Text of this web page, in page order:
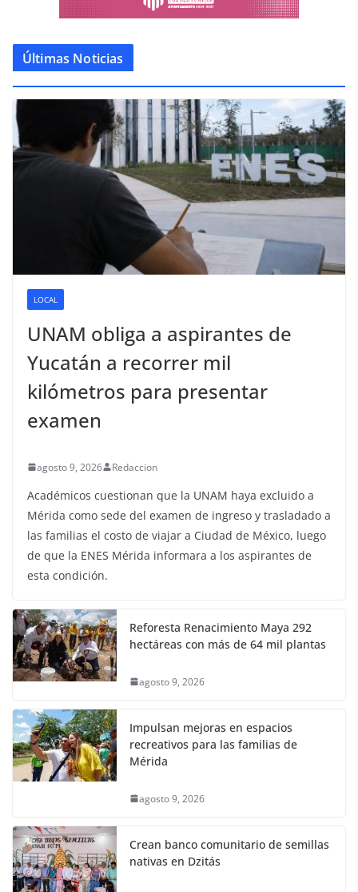
Últimas Noticias
LOCAL
UNAM obliga a aspirantes de
Yucatán a recorrer mil
kilómetros para presentar
examen
agosto 9, 2026 Redaccion
Académicos cuestionan que la UNAM haya excluido a
Mérida como sede del examen de ingreso y trasladado a
las familias el costo de viajar a Ciudad de México, luego
de que la ENES Mérida informara a los aspirantes de
esta condición.
Reforesta Renacimiento Maya 292
hectáreas con más de 64 mil plantas
agosto 9, 2026
Impulsan mejoras en espacios
recreativos para las familias de
Mérida
agosto 9, 2026
Crean banco comunitario de semillas
nativas en Dzitás